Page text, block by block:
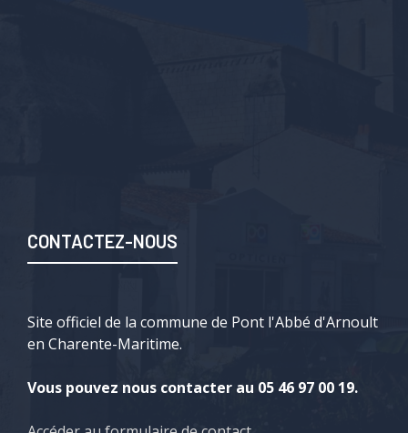
CONTACTEZ-NOUS
Site officiel de la commune de Pont l'Abbé d'Arnoult
en Charente-Maritime.
Vous pouvez nous contacter au 05 46 97 00 19.